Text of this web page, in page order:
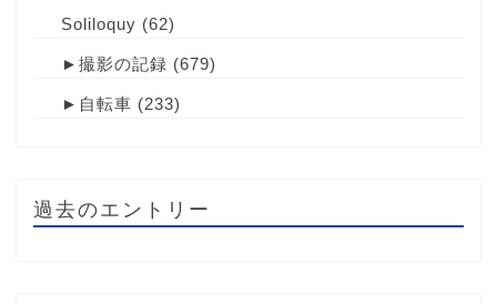
Soliloquy (62)
► 撮影の記録 (679)
► 自転車 (233)
過去のエントリー